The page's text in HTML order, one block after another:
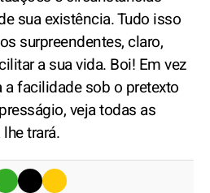
sua existência. Tudo isso
surpreendentes, claro,
a sua vida. Boi! Em vez
a facilidade sob o pretexto
veja todas as
trará.